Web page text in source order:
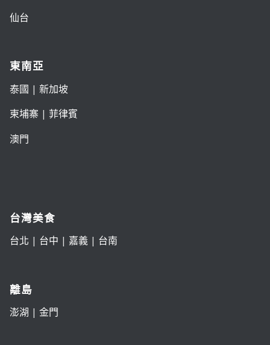
仙台
東南亞
泰國 | 新加坡
柬埔寨 | 菲律賓
澳門
台灣美食
台北 | 台中 | 嘉義| 台南
離島
澎湖 | 金門